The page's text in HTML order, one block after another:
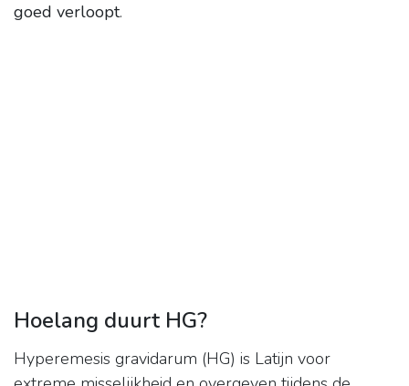
goed verloopt.
Hoelang duurt HG?
Hyperemesis gravidarum (HG) is Latijn voor